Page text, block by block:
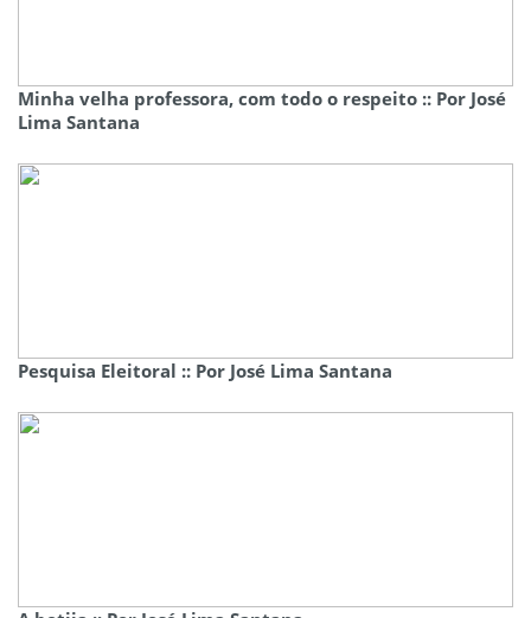
Minha velha professora, com todo o respeito :: Por José
Lima Santana
Pesquisa Eleitoral :: Por José Lima Santana